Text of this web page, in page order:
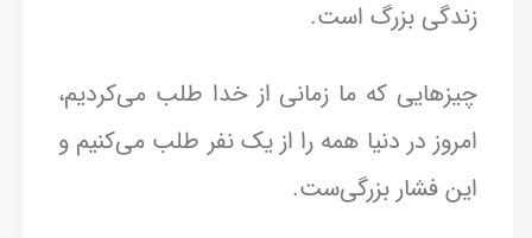
زندگی بزرگ است.
چیز‌هایی که ما زمانی از خدا طلب می‌کردیم،
امروز در دنیا همه را از یک نفر طلب می‌کنیم و
این فشار بزرگی‌ست.